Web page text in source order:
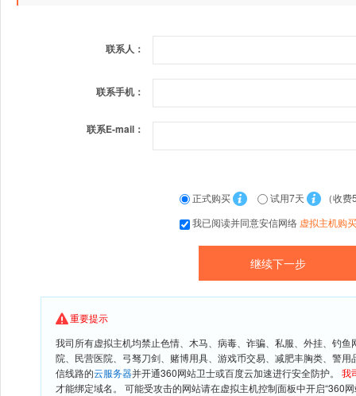
联系人：
联系手机：
联系E-mail：
正式购买 试用7天
（收费
我已阅读并同意安信网络 虚拟主机购
重要提示
我司所有虚拟主机均禁止色情、木马、病毒、诈骗、私服、外挂、钓
院、民营医院、弓驽刀剑、赌博用具、游戏币交易、减肥丰胸类、警
信线路的云服务器并开通360网站卫士或百度云加速进行安全防护。 我
才能绑定域名。 可能受攻击的网站请在虚拟主机控制面板中开启“360